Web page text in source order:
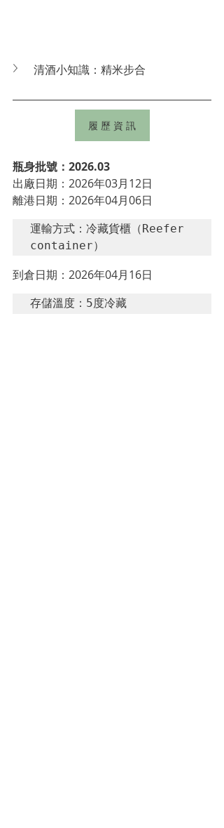
清酒小知識：精米步合
履 歷 資 訊
瓶身批號：2026.03
出廠日期： 2026年03月12日
離港日期： 2026年04月06日
運輸方式：冷藏貨櫃（Reefer
container）
到倉日期： 2026年04月16日
存儲溫度：5度冷藏